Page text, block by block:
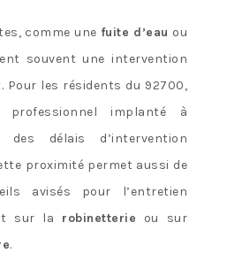
comme une fuite d’eau ou
souvent une intervention
Pour les résidents du 92700,
implanté à
des délais d’intervention
proximité permet aussi de
avisés pour l’entretien
sur la robinetterie ou sur
.